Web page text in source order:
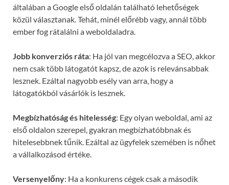
általában a Google első oldalán található lehetőségek
közül választanak. Tehát, minél előrébb vagy, annál több
ember fog rátalálni a weboldaladra.
Jobb konverziós ráta: Ha jól van megcélozva a SEO, akkor
nem csak több látogatót kapsz, de azok is relevánsabbak
lesznek. Ezáltal nagyobb esély van arra, hogy a
látogatókból vásárlók is lesznek.
Megbízhatóság és hitelesség: Egy olyan weboldal, ami az
első oldalon szerepel, gyakran megbízhatóbbnak és
hitelesebbnek tűnik. Ezáltal az ügyfelek szemében is nőhet
a vállalkozásod értéke.
Versenyelőny: Ha a konkurens cégek csak a második